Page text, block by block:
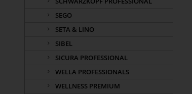
SEGO
SETA & LINO
SIBEL
SICURA PROFESSIONAL
WELLA PROFESSIONALS
WELLNESS PREMIUM